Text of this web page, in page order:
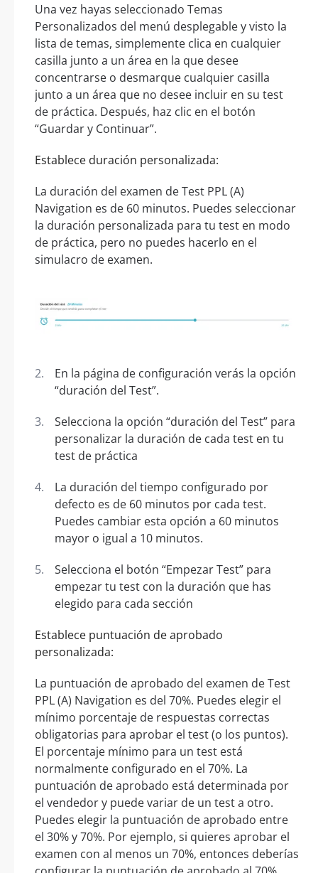
Una vez hayas seleccionado Temas
Personalizados del menú desplegable y visto la
lista de temas, simplemente clica en cualquier
casilla junto a un área en la que desee
concentrarse o desmarque cualquier casilla
junto a un área que no desee incluir en su test
de práctica. Después, haz clic en el botón
“Guardar y Continuar”.
Establece duración personalizada:
La duración del examen de Test PPL (A)
Navigation es de 60 minutos. Puedes seleccionar
la duración personalizada para tu test en modo
de práctica, pero no puedes hacerlo en el
simulacro de examen.
En la página de configuración verás la opción
“duración del Test”.
Selecciona la opción “duración del Test” para
personalizar la duración de cada test en tu
test de práctica
La duración del tiempo configurado por
defecto es de 60 minutos por cada test.
Puedes cambiar esta opción a 60 minutos
mayor o igual a 10 minutos.
Selecciona el botón “Empezar Test” para
empezar tu test con la duración que has
elegido para cada sección
Establece puntuación de aprobado
personalizada:
La puntuación de aprobado del examen de Test
PPL (A) Navigation es del 70%. Puedes elegir el
mínimo porcentaje de respuestas correctas
obligatorias para aprobar el test (o los puntos).
El porcentaje mínimo para un test está
normalmente configurado en el 70%. La
puntuación de aprobado está determinada por
el vendedor y puede variar de un test a otro.
Puedes elegir la puntuación de aprobado entre
el 30% y 70%. Por ejemplo, si quieres aprobar el
examen con al menos un 70%, entonces deberías